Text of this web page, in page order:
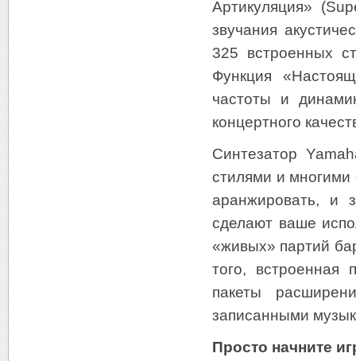
Артикуляция»
звучания
325 встроенных
Функция
частоты и
концертного
Синтезатор
стилями и
аранжировать, и
сделают ваше
«живых» партий
того, встроенная
пакеты
записанными
Просто начните